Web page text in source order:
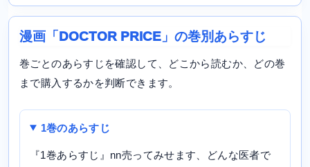
漫画「DOCTOR PRICE」の巻別あらすじ
巻ごとのあらすじを確認して、どこから読むか、どの巻
まで購入するかを判断できます。
1巻のあらすじ
『1巻あらすじ』nn売ってみせます、どんな医者で